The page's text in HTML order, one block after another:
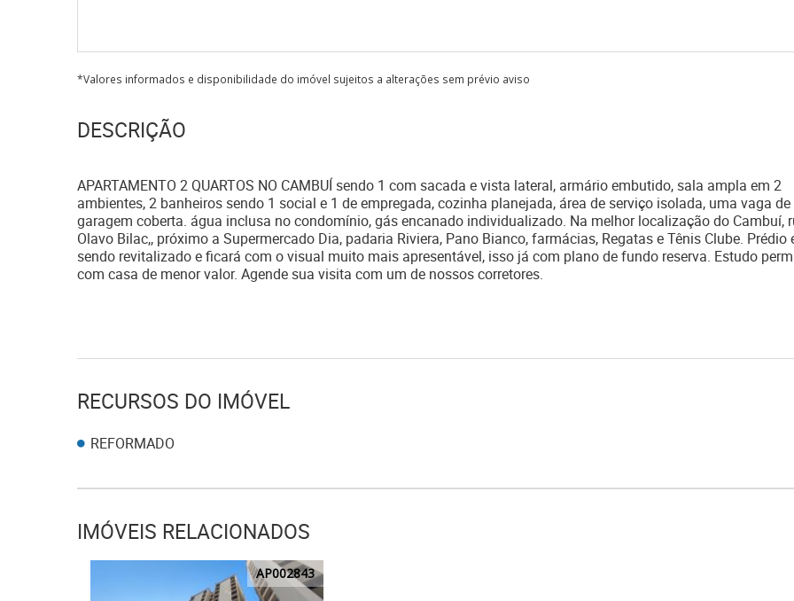
*Valores informados e disponibilidade do imóvel sujeitos a alterações sem prévio aviso
DESCRIÇÃO
APARTAMENTO 2 QUARTOS NO CAMBUÍ sendo 1 com sacada e vista lateral, armário embutido, sala ampla em 2
ambientes, 2 banheiros sendo 1 social e 1 de empregada, cozinha planejada, área de serviço isolada, uma vaga de
garagem coberta. água inclusa no condomínio, gás encanado individualizado. Na melhor localização do Cambuí,
Olavo Bilac,, próximo a Supermercado Dia, padaria Riviera, Pano Bianco, farmácias, Regatas e Tênis Clube. Prédio
sendo revitalizado e ficará com o visual muito mais apresentável, isso já com plano de fundo reserva. Estudo
com casa de menor valor. Agende sua visita com um de nossos corretores.
RECURSOS DO IMÓVEL
REFORMADO
IMÓVEIS RELACIONADOS
AP002843